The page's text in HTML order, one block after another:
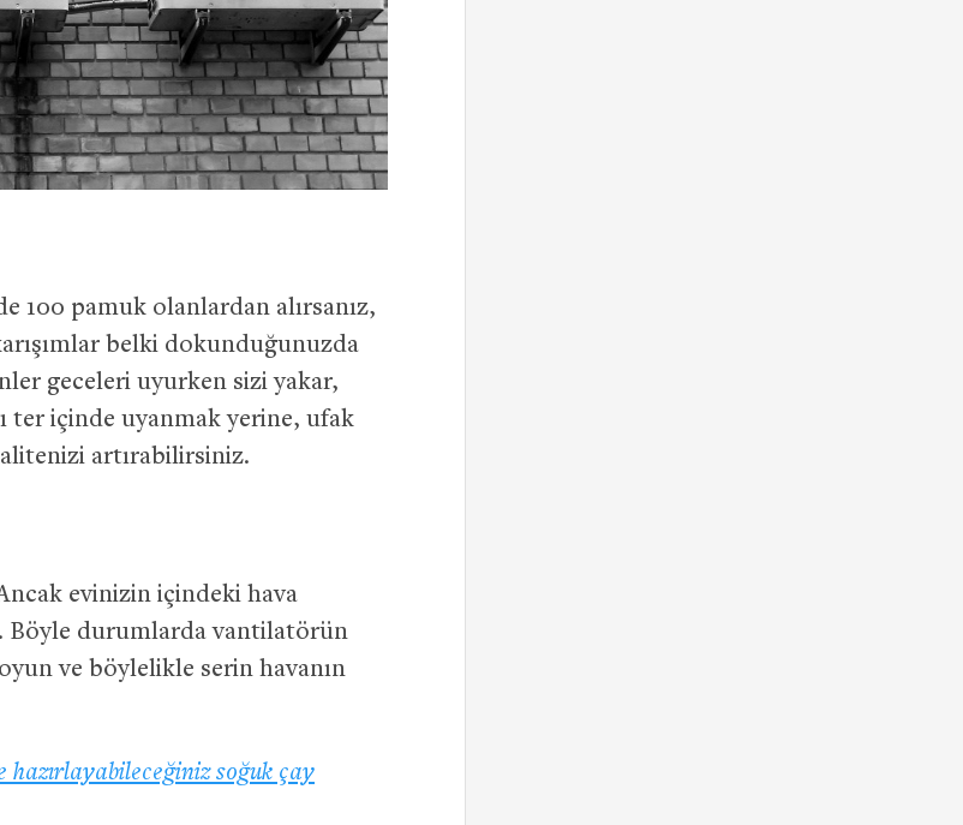
100 pamuk olanlardan alırsanız,
belki dokunduğunuzda
geceleri uyurken sizi yakar,
ter içinde uyanmak yerine, ufak
artırabilirsiniz.
evinizin içindeki hava
Böyle durumlarda vantilatörün
ve böylelikle serin havanın
hazırlayabileceğiniz soğuk çay